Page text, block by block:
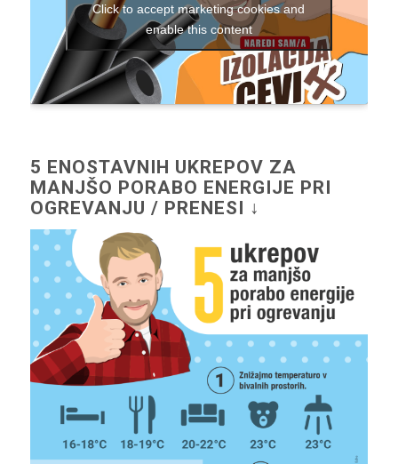
Click to accept marketing cookies and
enable this content
5 ENOSTAVNIH UKREPOV ZA
MANJŠO PORABO ENERGIJE PRI
OGREVANJU / PRENESI ↓